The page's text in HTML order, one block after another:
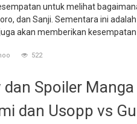
untuk melihat
dan Sanji. Sementara ini
akan memberikan
522
dan Spoiler
dan Usopp vs